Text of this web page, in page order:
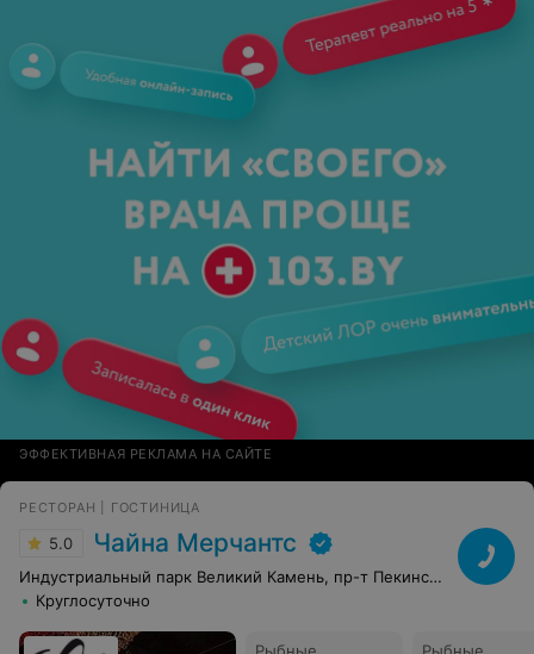
ЭФФЕКТИВНАЯ РЕКЛАМА НА САЙТЕ
РЕСТОРАН | ГОСТИНИЦА
5.0 Чайна Мерчантс
Индустриальный парк Великий Камень, пр-т Пекинский, 25
Круглосуточно
Рыбные Рыбные